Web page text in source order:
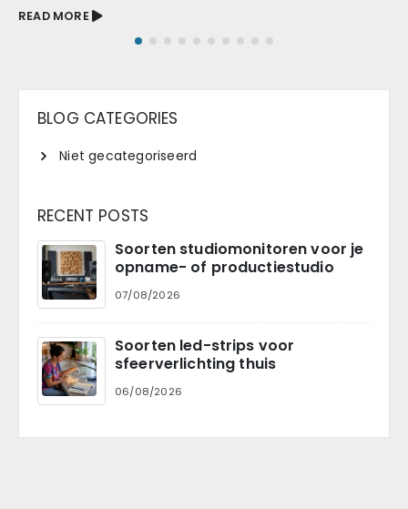
READ MORE
BLOG CATEGORIES
Niet gecategoriseerd
RECENT POSTS
Soorten studiomonitoren voor je
opname- of productiestudio
07/08/2026
Soorten led-strips voor
sfeerverlichting thuis
06/08/2026